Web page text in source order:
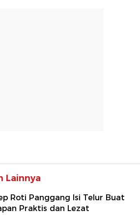
Lainnya
Roti Panggang Isi Telur Buat
Praktis dan Lezat